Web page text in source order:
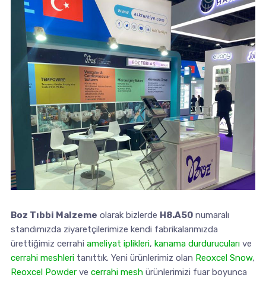
Boz Tıbbi Malzeme olarak bizlerde H8.A50numaralı
standımızda ziyaretçilerimize kendi fabrikalarımızda
ürettiğimiz cerrahi ameliyat iplikleri, kanama durdurucularıve
cerrahi meshleritanıttık. Yeni ürünlerimiz olan Reoxcel Snow,
Reoxcel Powderve cerrahi meshürünlerimizi fuar boyunca